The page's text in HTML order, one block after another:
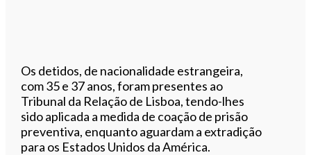
Os detidos, de nacionalidade estrangeira,
com 35 e 37 anos, foram presentes ao
Tribunal da Relação de Lisboa, tendo-lhes
sido aplicada a medida de coação de prisão
preventiva, enquanto aguardam a extradição
para os Estados Unidos da América.